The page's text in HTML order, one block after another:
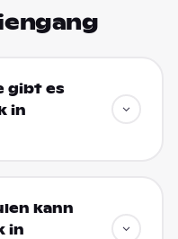
gibt es
in
kann
in